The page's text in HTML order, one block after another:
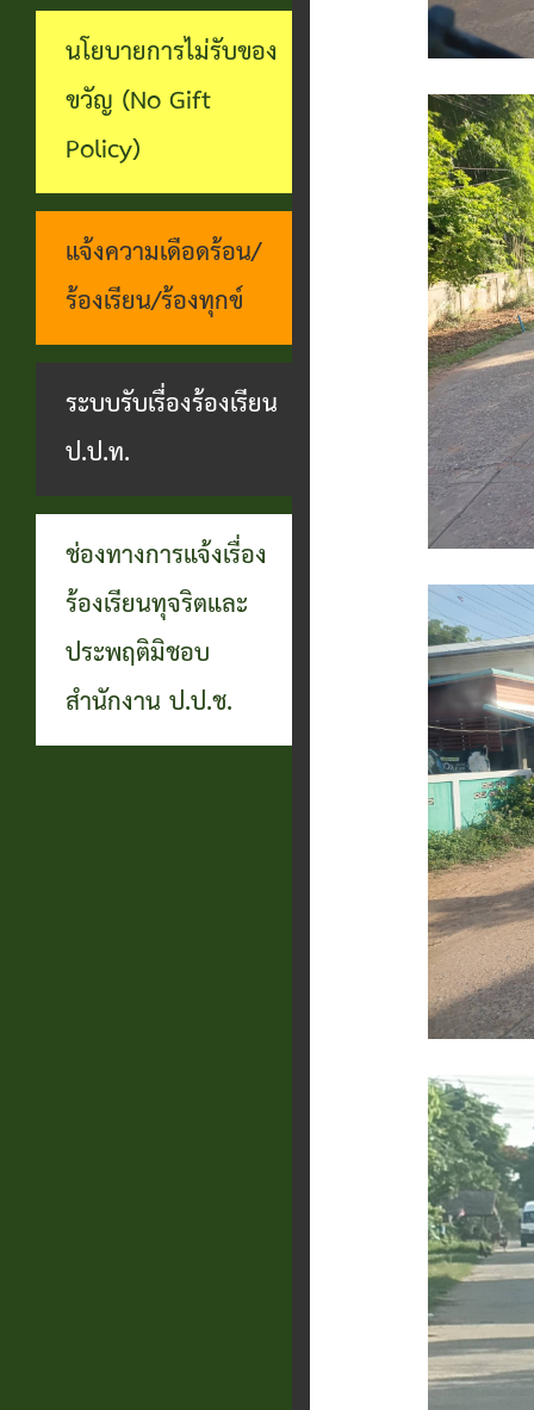
เว็บไซต์
นโยบายการไม่รับของ
ขวัญ (No Gift
Policy)
แจ้งความเดือดร้อน/
ร้องเรียน/ร้องทุกข์
ระบบรับเรื่องร้องเรียน
ป.ป.ท.
ช่องทางการแจ้งเรื่อง
ร้องเรียนทุจริตและ
ประพฤติมิชอบ
สำนักงาน ป.ป.ช.